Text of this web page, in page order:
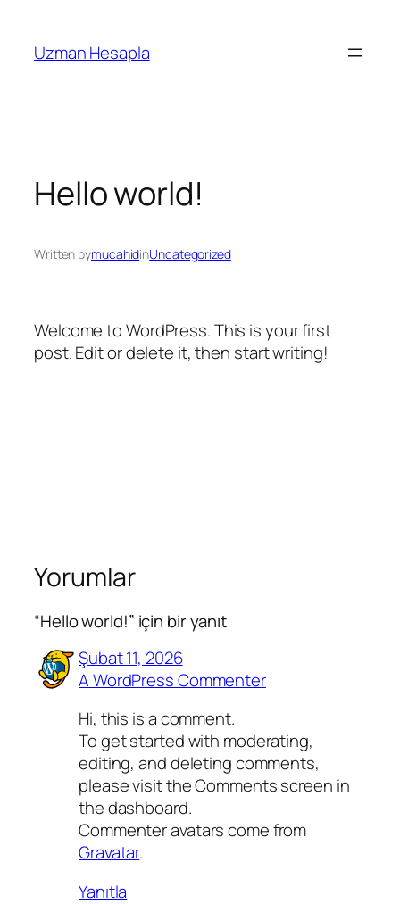
Uzman Hesapla
Hello world!
Written bymucahidinUncategorized
Welcome to WordPress. This is your first
post. Edit or delete it, then start writing!
Yorumlar
“Hello world!” için bir yanıt
Şubat 11, 2026
A WordPress Commenter
Hi, this is a comment.
To get started with moderating,
editing, and deleting comments,
please visit the Comments screen in
the dashboard.
Commenter avatars come from
Gravatar.
Yanıtla